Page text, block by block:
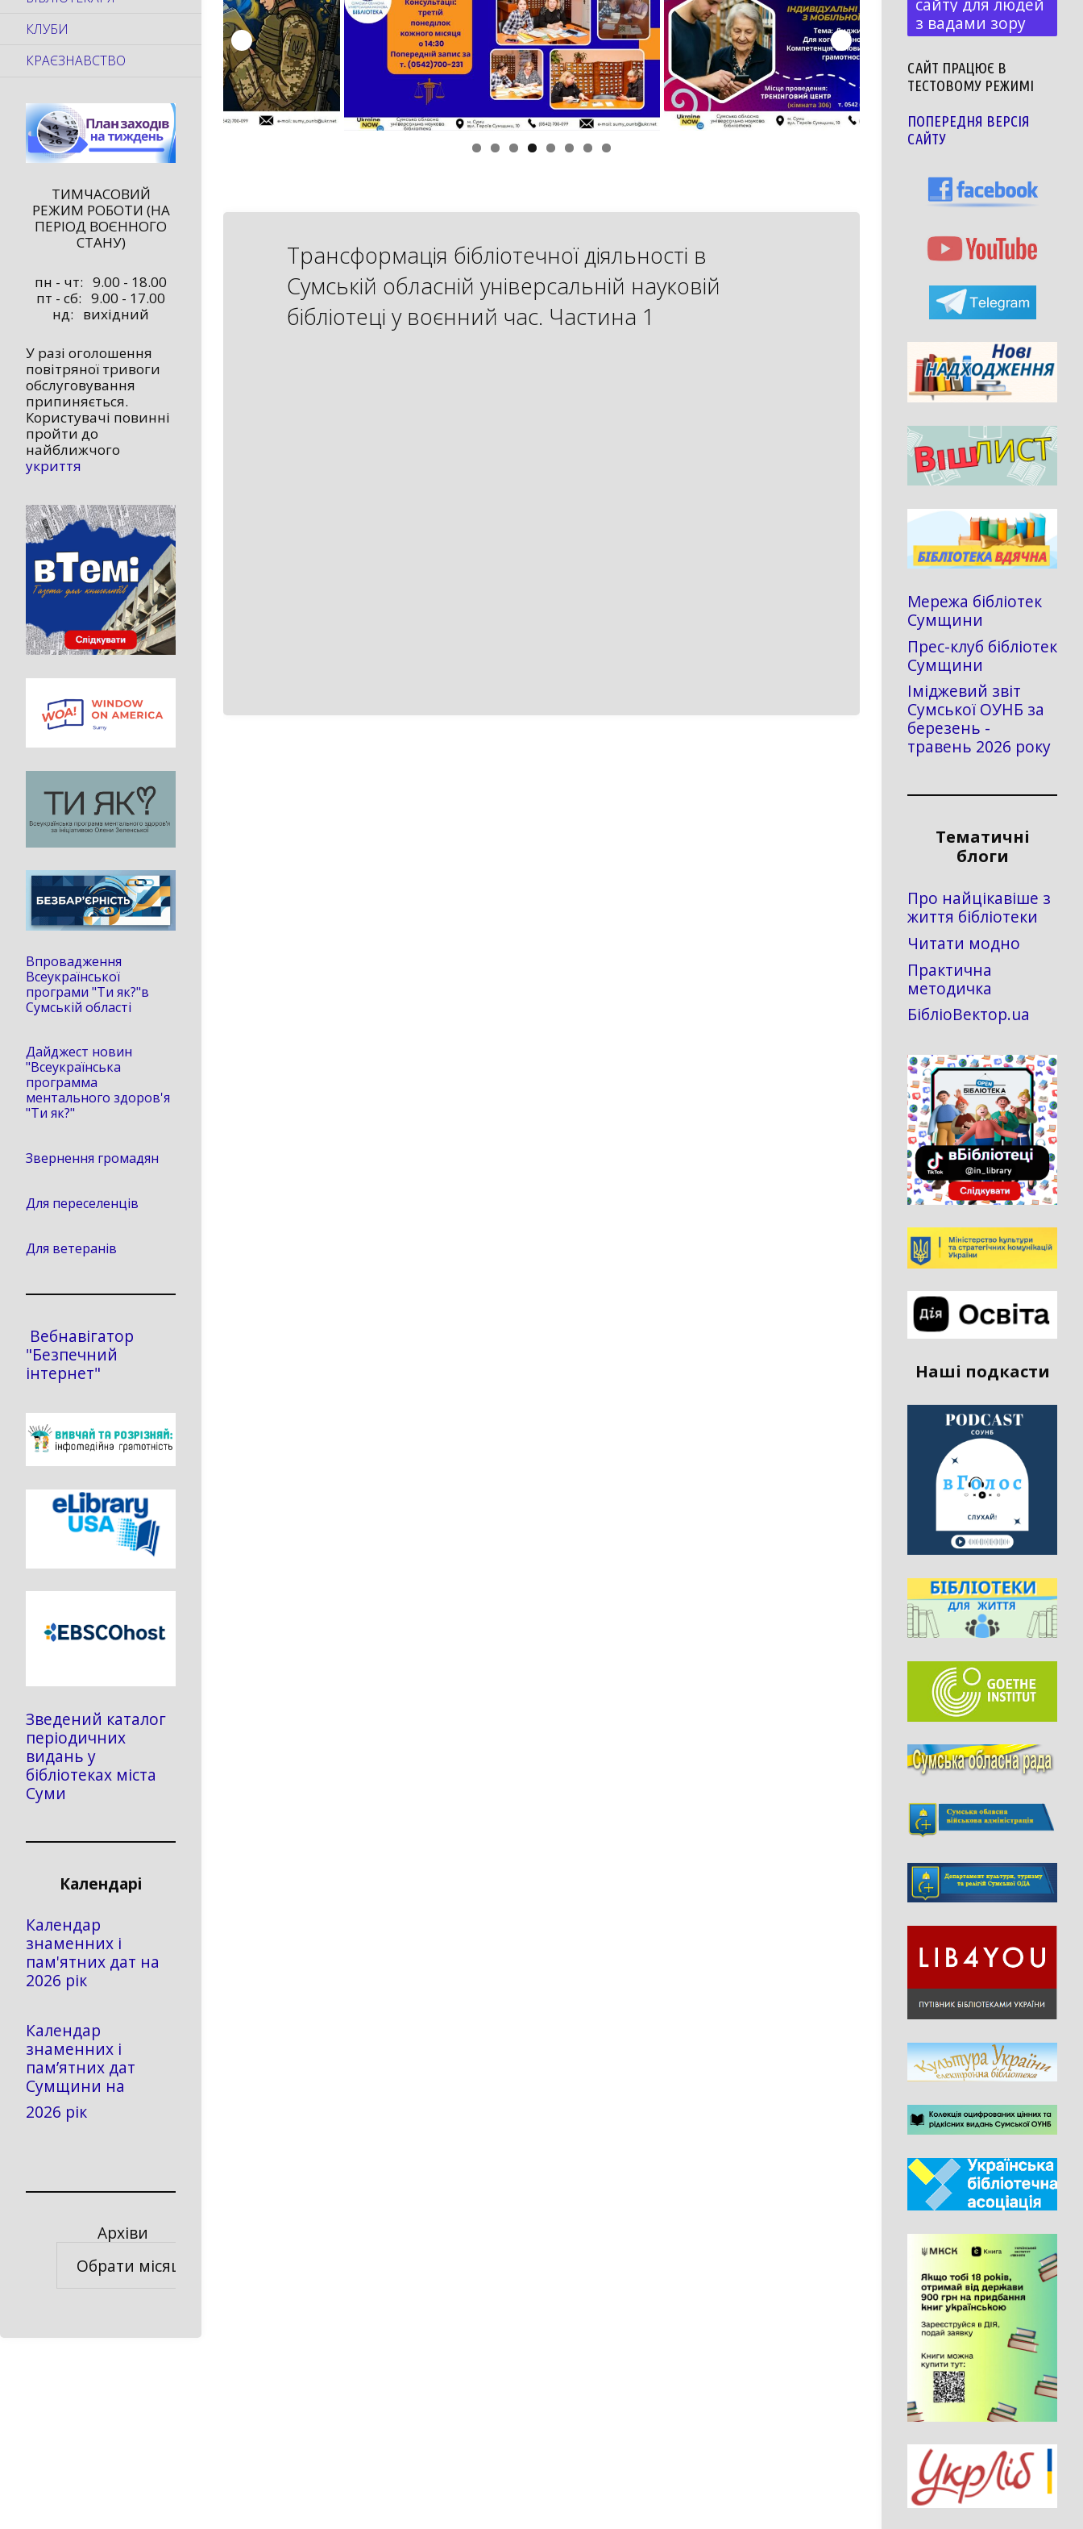
Трансформація бібліотечної діяльності в
Сумській обласній універсальній науковій
бібліотеці у воєнний час. Частина 1
КЛУБИ
КРАЄЗНАВСТВО
ТИМЧАСОВИЙ
РЕЖИМ РОБОТИ (НА
ПЕРІОД ВОЄННОГО
СТАНУ)
пн - чт: 9.00 - 18.00
пт - сб: 9.00 - 17.00
нд: вихідний
У разі оголошення
повітряної тривоги
обслуговування
припиняється.
Користувачі повинні
пройти до
найближчого
укриття
Впровадження
Всеукраїнської
програми "Ти як?"в
Сумській області
Дайджест новин
"Всеукраїнська
программа
ментального здоров'я
"Ти як?"
Звернення громадян
Для переселенців
Для ветеранів
Вебнавігатор
"Безпечний
інтернет"
Зведений каталог
періодичних
видань у
бібліотеках міста
Суми
Календарі
Календар
знаменних і
пам'ятних дат на
2026 рік
Календар
знаменних і
пам’ятних дат
Сумщини на
2026 рік
Архіви
з вадами зору
САЙТ ПРАЦЮЄ В
ТЕСТОВОМУ РЕЖИМІ
ПОПЕРЕДНЯ ВЕРСІЯ
САЙТУ
Мережа бібліотек
Сумщини
Прес-клуб бібліотек
Сумщини
Іміджевий звіт
Сумської ОУНБ за
березень -
травень 2026 року
Тематичні
блоги
Про найцікавіше з
життя бібліотеки
Читати модно
Практична
методичка
БібліоВектор.ua
Наші подкасти